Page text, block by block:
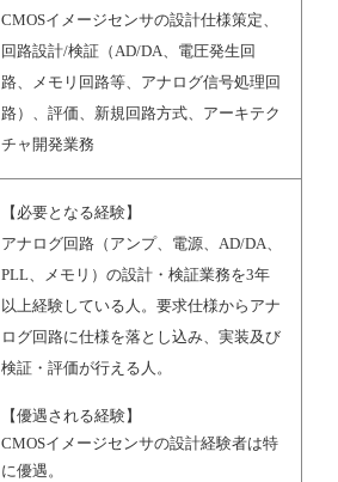
CMOSイメージセンサの設計仕様策定、
回路設計/検証（AD/DA、電圧発生回
路、メモリ回路等、アナログ信号処理回
路）、評価、新規回路方式、アーキテク
チャ開発業務
【必要となる経験】
アナログ回路（アンプ、電源、AD/DA、
PLL、メモリ）の設計・検証業務を3年
以上経験している人。要求仕様からアナ
ログ回路に仕様を落とし込み、実装及び
検証・評価が行える人。
【優遇される経験】
CMOSイメージセンサの設計経験者は特
に優遇。